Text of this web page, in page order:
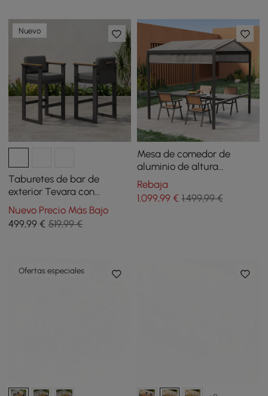
Nuevo
Taburetes de bar de
exterior Tevara con
estructura de aluminio y
reposabrazos de madera
de teca en gris oscuro,
Nuevo Precio Más Bajo
499,99 € 519,99 €
Mesa de comedor de
aluminio de altura
ajustable para patio
exterior con toldo,
convertida en mesa de bar
Rebaja
1.099,99€ 1.499,99 €
Ofertas especiales